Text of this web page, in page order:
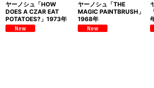
ヤーノシュ「HOW
DOES A CZAR EAT
POTATOES?」1973年
ヤーノシュ「THE
MAGIC PAINTBRUSH」
1968年